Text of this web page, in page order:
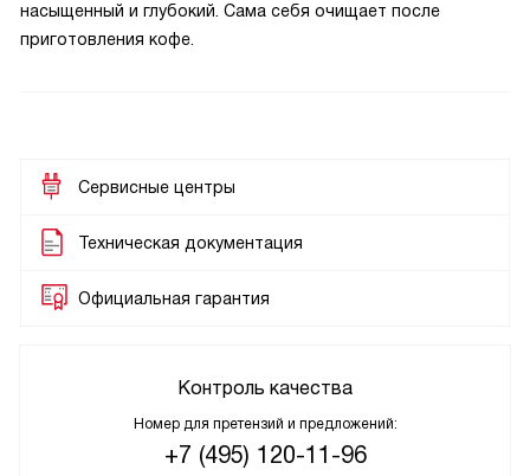
насыщенный и глубокий. Сама себя очищает после
приготовления кофе.
Сервисные центры
Техническая документация
Официальная гарантия
Контроль качества
Номер для претензий и предложений:
+7 (495) 120-11-96